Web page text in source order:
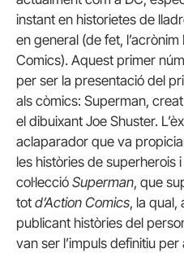
instant en historietes de
en general (de fet,
Comics). Aquest primer
per ser la presentació del
als còmics: Superman,
el dibuixant Joe Shuster.
aclaparador que va
les històries de superherois
col·lecció Superman, que
tot d’Action Comics, la qual,
publicant històries del
van ser l’impuls definitiu